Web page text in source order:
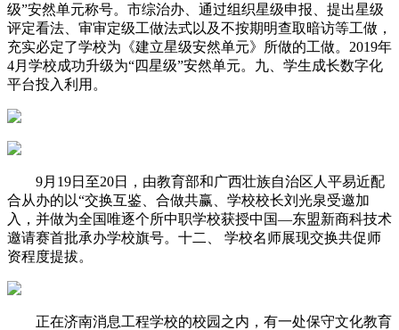
级”安然单元称号。市综治办、通过组织星级申报、提出星级
评定看法、审审定级工做法式以及不按期明查取暗访等工做，
充实必定了学校为《建立星级安然单元》所做的工做。2019年
4月学校成功升级为“四星级”安然单元。九、学生成长数字化
平台投入利用。
9月19日至20日，由教育部和广西壮族自治区人平易近配
合从办的以“交换互鉴、合做共赢、学校校长刘光泉受邀加
入，并做为全国唯逐个所中职学校获授中国—东盟新商科技术
邀请赛首批承办学校旗号。十二、 学校名师展现交换共促师
资程度提拔。
正在济南消息工程学校的校园之内，有一处保守文化教育